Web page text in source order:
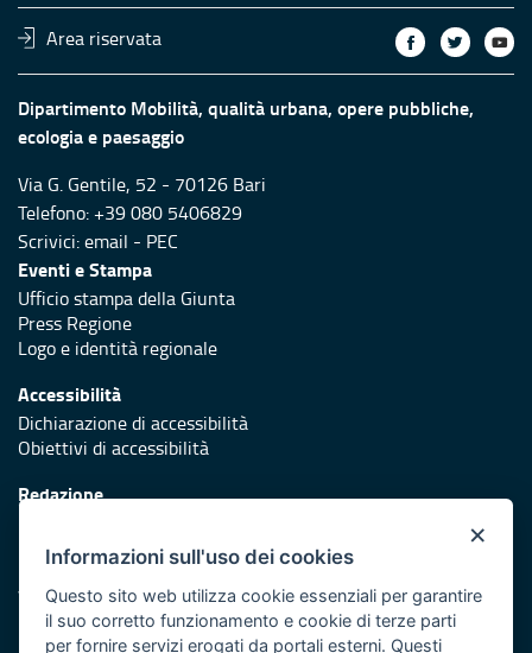
Area riservata
Dipartimento Mobilità, qualità urbana, opere pubbliche,
ecologia e paesaggio
Via G. Gentile, 52 - 70126 Bari
Telefono: +39 080 5406829
Scrivici:email - PEC
Eventi e Stampa
Ufficio stampa della Giunta
Press Regione
Logo e identità regionale
Accessibilità
Dichiarazione di accessibilità
Obiettivi di accessibilità
Redazione
Protezione civile
Vai al sito di Protezione Civile Puglia
Iniziativa finanziata con risorse del POR Puglia 2014/2020 -
×
Informazioni sull'uso dei cookies
Questo sito web utilizza cookie essenziali per garantire
il suo corretto funzionamento e cookie di terze parti
per fornire servizi erogati da portali esterni. Questi